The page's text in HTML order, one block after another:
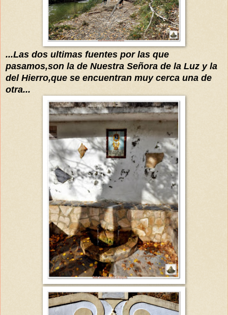
...Las dos ultimas fuentes por las que
pasamos,son la de Nuestra Señora de la Luz y la
del Hierro,que se encuentran muy cerca una de
otra...